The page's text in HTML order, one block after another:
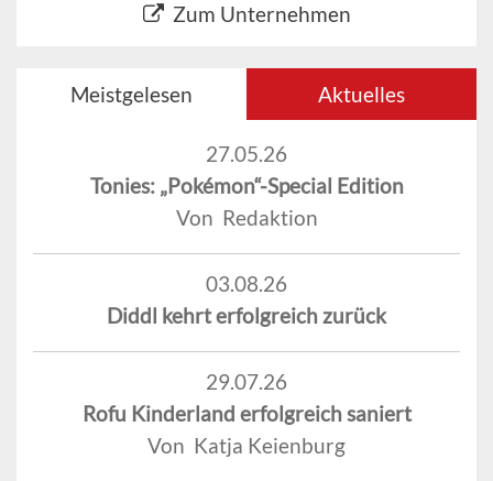
Zum Unternehmen
Meistgelesen Aktuelles
27.05.26
Tonies: „Pokémon“-Special Edition
Von Redaktion
03.08.26
Diddl kehrt erfolgreich zurück
29.07.26
Rofu Kinderland erfolgreich saniert
Von Katja Keienburg